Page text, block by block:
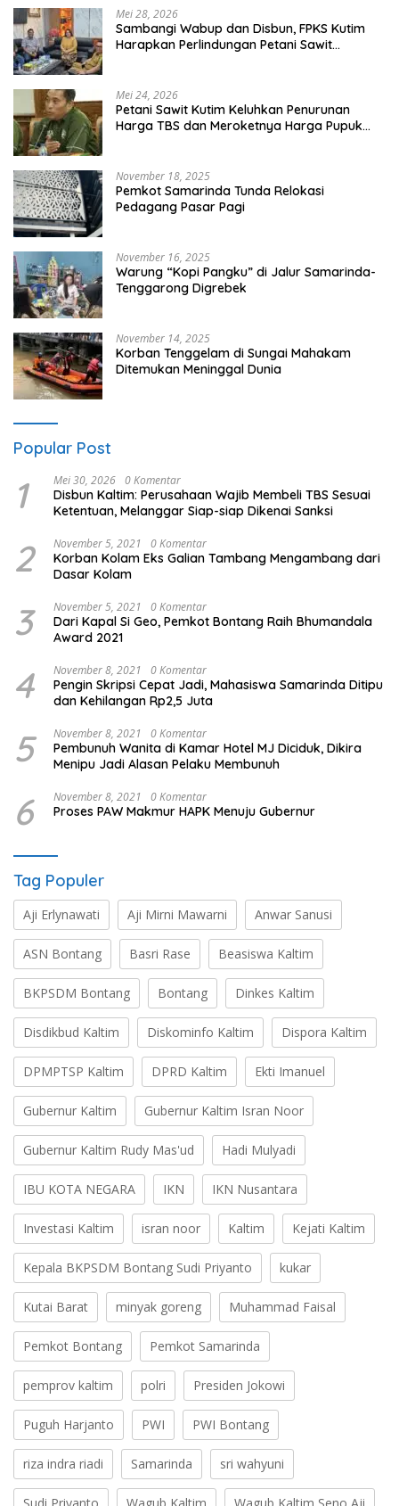
Mei 28, 2026
Sambangi Wabup dan Disbun, FPKS Kutim
Harapkan Perlindungan Petani Sawit
Mei 24, 2026
Petani Sawit Kutim Keluhkan Penurunan
Harga TBS dan Meroketnya Harga Pupuk
November 18, 2025
Pemkot Samarinda Tunda Relokasi
Pedagang Pasar Pagi
November 16, 2025
Warung “Kopi Pangku” di Jalur Samarinda-
Tenggarong Digrebek
November 14, 2025
Korban Tenggelam di Sungai Mahakam
Ditemukan Meninggal Dunia
Popular Post
1 Mei 30, 2026 0 Komentar
Disbun Kaltim: Perusahaan Wajib Membeli TBS Sesuai
Ketentuan, Melanggar Siap-siap Dikenai Sanksi
2 November 5, 2021 0 Komentar
Korban Kolam Eks Galian Tambang Mengambang dari
Dasar Kolam
3 November 5, 2021 0 Komentar
Dari Kapal Si Geo, Pemkot Bontang Raih Bhumandala
Award 2021
4 November 8, 2021 0 Komentar
Pengin Skripsi Cepat Jadi, Mahasiswa Samarinda Ditipu
dan Kehilangan Rp2,5 Juta
5 November 8, 2021 0 Komentar
Pembunuh Wanita di Kamar Hotel MJ Diciduk, Dikira
Menipu Jadi Alasan Pelaku Membunuh
6 November 8, 2021 0 Komentar
Proses PAW Makmur HAPK Menuju Gubernur
Tag Populer
Aji Erlynawati Aji Mirni Mawarni Anwar Sanusi
ASN Bontang Basri Rase Beasiswa Kaltim
BKPSDM Bontang Bontang Dinkes Kaltim
Disdikbud Kaltim Diskominfo Kaltim Dispora Kaltim
DPMPTSP Kaltim DPRD Kaltim Ekti Imanuel
Gubernur Kaltim Gubernur Kaltim Isran Noor
Gubernur Kaltim Rudy Mas'ud Hadi Mulyadi
IBU KOTA NEGARA IKN IKN Nusantara
Investasi Kaltim isran noor Kaltim Kejati Kaltim
Kepala BKPSDM Bontang Sudi Priyanto kukar
Kutai Barat minyak goreng Muhammad Faisal
Pemkot Bontang Pemkot Samarinda
pemprov kaltim polri Presiden Jokowi
Puguh Harjanto PWI PWI Bontang
riza indra riadi Samarinda sri wahyuni